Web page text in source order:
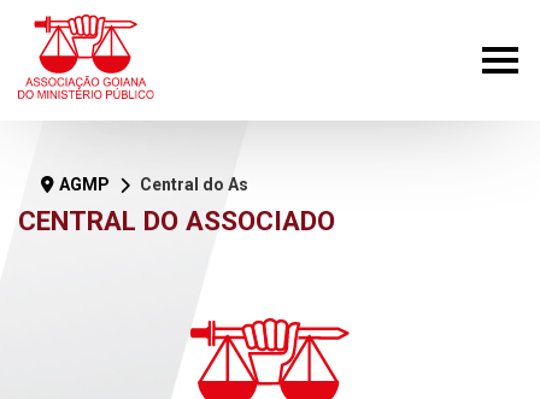
CENTRAL DO ASSOCIADO
AGMP Central do Associado